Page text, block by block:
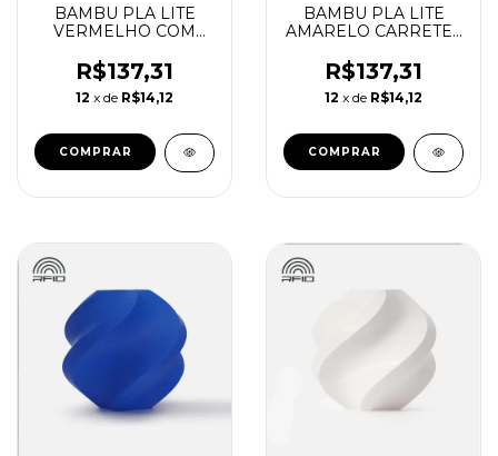
BAMBU PLA LITE
VERMELHO COM
REUTILIZAVEL
BAMBU
R$137,31
12 x de R$14,12
BAMBU PLA LITE
AMARELO CARRETEL
BAMBU
R$137,31
12 x de R$14,12